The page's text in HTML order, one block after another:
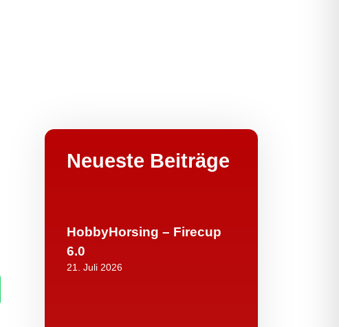
Neueste Beiträge
HobbyHorsing – Firecup
6.0
21. Juli 2026